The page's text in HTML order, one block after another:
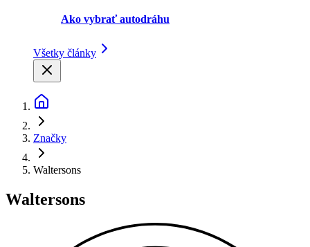
Ako vybrať autodráhu
Všetky články
Značky
Waltersons
Waltersons